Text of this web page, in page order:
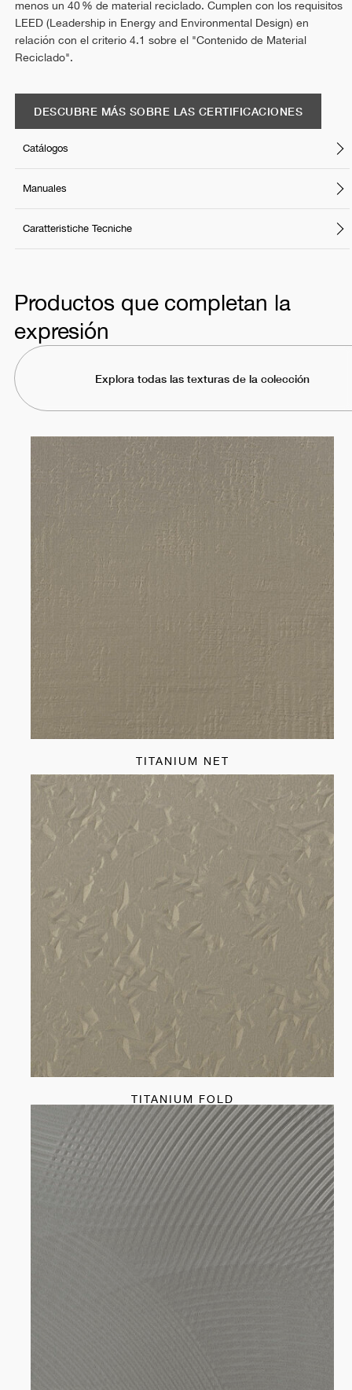
menos un 40 % de material reciclado. Cumplen con los requisitos
LEED (Leadership in Energy and Environmental Design) en
relación con el criterio 4.1 sobre el "Contenido de Material
Reciclado".
DESCUBRE MÁS SOBRE LAS CERTIFICACIONES
Catálogos
Manuales
Caratteristiche Tecniche
Productos que completan la
expresión
Explora todas las texturas de la colección
TITANIUM NET
TITANIUM FOLD